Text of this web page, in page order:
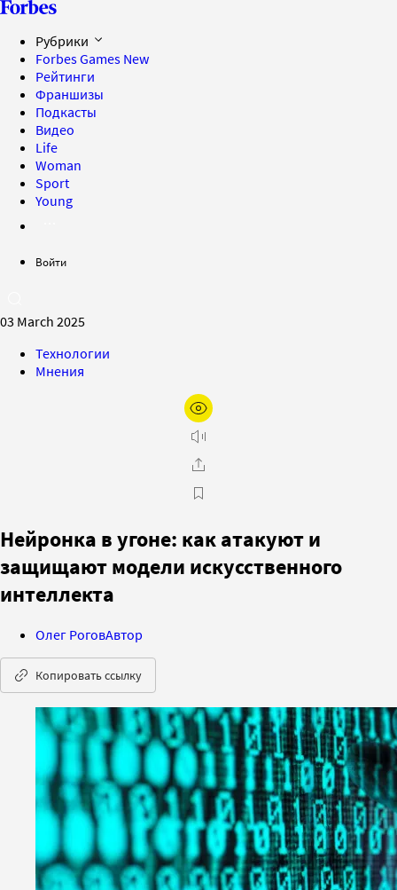
Рубрики
Forbes Games New
Рейтинги
Франшизы
Подкасты
Видео
Life
Woman
Sport
Young
Войти
03 March 2025
Технологии
Мнения
Нейронка в угоне: как атакуют и
защищают модели искусственного
интеллекта
Олег РоговАвтор
Копировать ссылку